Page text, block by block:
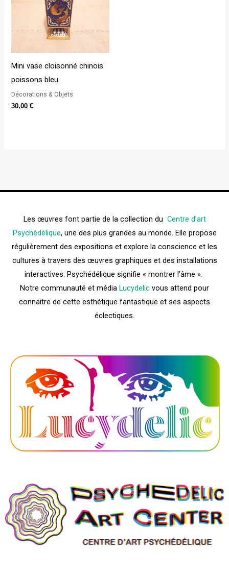
Mini vase cloisonné chinois
poissons bleu
Décorations & Objets
30,00€
Les œuvres font partie de la collection du Centre d’art
Psychédélique, une des plus grandes au monde. Elle propose
régulièrement des expositions et explore la conscience et les
cultures à travers des œuvres graphiques et des installations
interactives. Psychédélique signifie « montrer l’âme ».
Notre communauté et média Lucydelic vous attend pour
connaitre de cette esthétique fantastique et ses aspects
éclectiques.